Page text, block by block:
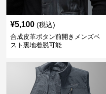
¥5,100 (税込)
合成皮革ボタン前開きメンズベ
スト裏地着脱可能